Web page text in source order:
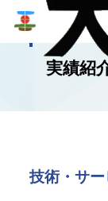
実績紹
技術・サ